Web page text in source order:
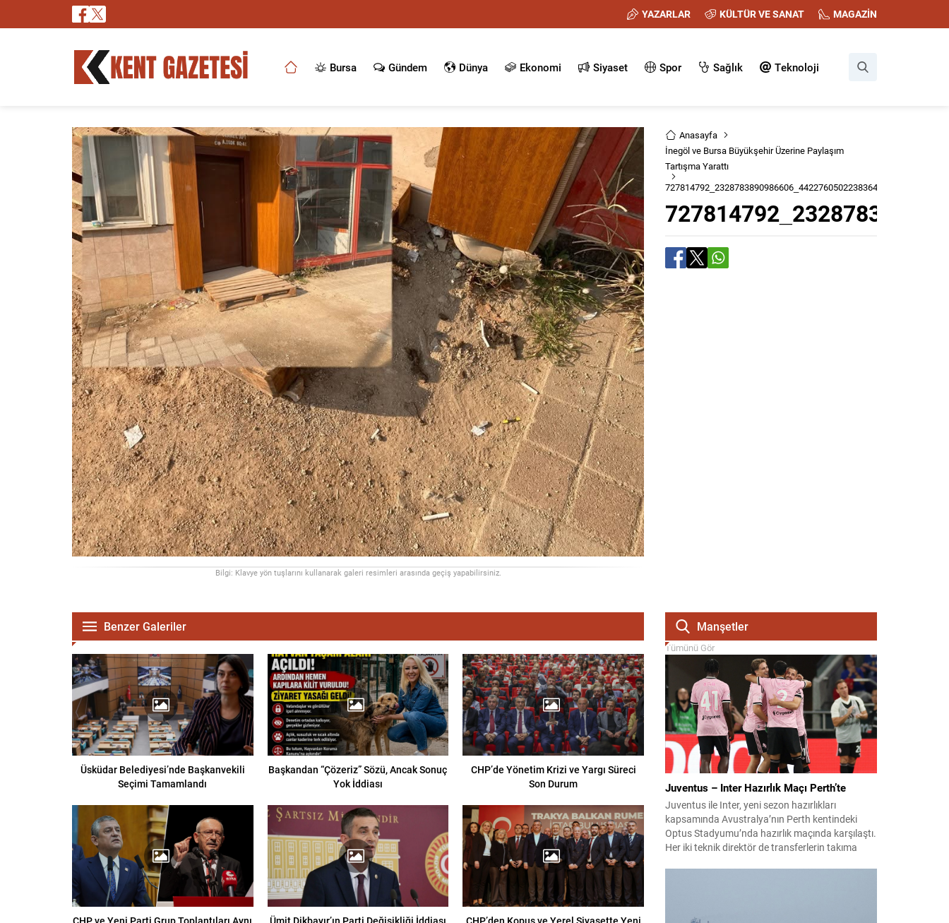
YAZARLAR KÜLTÜR VE SANAT MAGAZİN
Bursa Gündem Dünya Ekonomi Siyaset Spor Sağlık Teknoloji
Bilgi: Klavye yön tuşlarını kullanarak galeri resimleri arasında geçiş yapabilirsiniz.
Anasayfa
İnegöl ve Bursa Büyükşehir Üzerine Paylaşım
Tartışma Yarattı
727814792_2328783890986606_442276050223836453_n
Benzer Galeriler
Üsküdar Belediyesi’nde Başkanvekili
Seçimi Tamamlandı
Başkandan “Çözeriz” Sözü, Ancak Sonuç
Yok İddiası
CHP’de Yönetim Krizi ve Yargı Süreci
Son Durum
Manşetler
Tümünü Gör
Juventus – Inter Hazırlık Maçı Perth’te
Juventus ile Inter, yeni sezon hazırlıkları
kapsamında Avustralya’nın Perth kentindeki
Optus Stadyumu’nda hazırlık maçında karşılaştı.
Her iki teknik direktör de transferlerin takıma
Yıldız ilk 11’de görev alırken,...